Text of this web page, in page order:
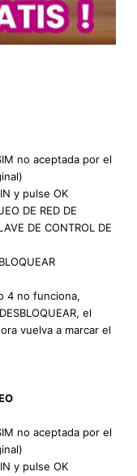
no aceptada por el
y pulse OK
DE RED DE
DE CONTROL DE
4 no funciona,
el
vuelva a marcar el
no aceptada por el
y pulse OK